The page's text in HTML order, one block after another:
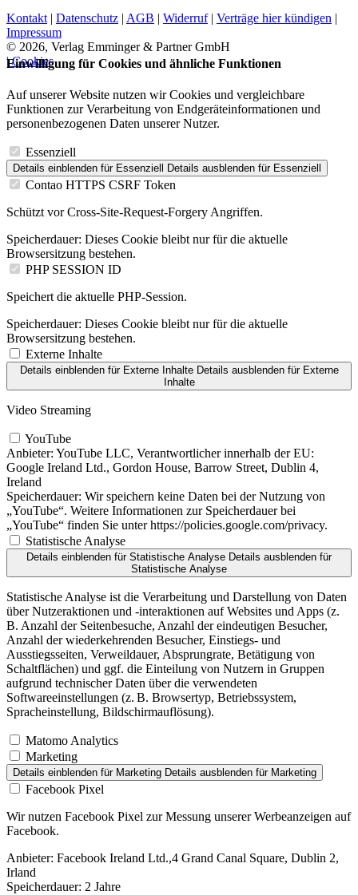
Kontakt | Datenschutz | AGB | Widerruf| Verträge hier kündigen |
Impressum
© 2026, Verlag Emminger & Partner GmbH
| Cookies
Einwilligung für Cookies und ähnliche Funktionen
Auf unserer Website nutzen wir Cookies und vergleichbare
Funktionen zur Verarbeitung von Endgeräteinformationen und
personenbezogenen Daten unserer Nutzer.
Essenziell
Details einblenden für Essenziell Details ausblenden für Essenziell
Contao HTTPS CSRF Token
Schützt vor Cross-Site-Request-Forgery Angriffen.
Speicherdauer: Dieses Cookie bleibt nur für die aktuelle
Browsersitzung bestehen.
PHP SESSION ID
Speichert die aktuelle PHP-Session.
Speicherdauer: Dieses Cookie bleibt nur für die aktuelle
Browsersitzung bestehen.
Externe Inhalte
Details einblendenfür Externe Inhalte Details ausblendenfür Externe
Inhalte
Video Streaming
YouTube
Anbieter: YouTube LLC, Verantwortlicher innerhalb der EU:
Google Ireland Ltd., Gordon House, Barrow Street, Dublin 4,
Ireland
Speicherdauer: Wir speichern keine Daten bei der Nutzung von
„YouTube“. Weitere Informationen zur Speicherdauer bei
„YouTube“ finden Sie unter https://policies.google.com/privacy.
Statistische Analyse
Details einblenden für Statistische Analyse Details ausblenden für
Statistische Analyse
Statistische Analyse ist die Verarbeitung und Darstellung von Daten
über Nutzeraktionen und -interaktionen auf Websites und Apps (z.
B. Anzahl der Seitenbesuche, Anzahl der eindeutigen Besucher,
Anzahl der wiederkehrenden Besucher, Einstiegs- und
Ausstiegsseiten, Verweildauer, Absprungrate, Betätigung von
Schaltflächen) und ggf. die Einteilung von Nutzern in Gruppen
aufgrund technischer Daten über die verwendeten
Softwareeinstellungen (z. B. Browsertyp, Betriebssystem,
Spracheinstellung, Bildschirmauflösung).
Matomo Analytics
Marketing
Details einblenden für Marketing Details ausblenden für Marketing
Facebook Pixel
Wir nutzen Facebook Pixel zur Messung unserer Werbeanzeigen auf
Facebook.
Anbieter: Facebook Ireland Ltd.,4 Grand Canal Square, Dublin 2,
Irland
Speicherdauer: 2 Jahre